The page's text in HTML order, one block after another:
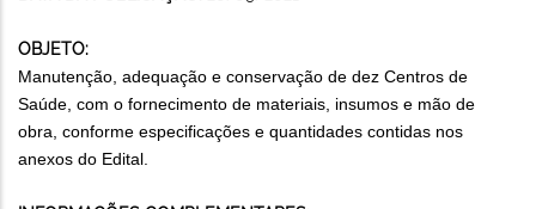
OBJETO:
Manutenção, adequação e conservação de dez Centros de
Saúde, com o fornecimento de materiais, insumos e mão de
obra, conforme especificações e quantidades contidas nos
anexos do Edital.